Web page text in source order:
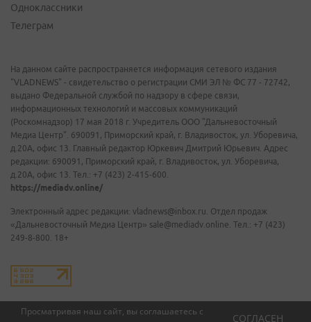
Просматривая наш сайт, вы соглашаетесь с
СОГЛАСЕН
Одноклассники
Телеграм
На данном сайте распространяется информация сетевого издания
"VLADNEWS" - свидетельство о регистрации СМИ ЭЛ № ФС 77 - 72742,
выдано Федеральной службой по надзору в сфере связи,
информационных технологий и массовых коммуникаций
(Роскомнадзор) 17 мая 2018 г. Учредитель ООО "Дальневосточный
Медиа Центр". 690091, Приморский край, г. Владивосток, ул. Уборевича,
д.20А, офис 13. Главный редактор Юркевич Дмитрий Юрьевич. Адрес
редакции: 690091, Приморский край, г. Владивосток, ул. Уборевича,
д.20А, офис 13. Тел.: +7 (423) 2-415-600.
https://mediadv.online/
Электронный адрес редакции: vladnews@inbox.ru. Отдел продаж
«Дальневосточный Медиа Центр» sale@mediadv.online. Тел.: +7 (423)
249-8-800. 18+